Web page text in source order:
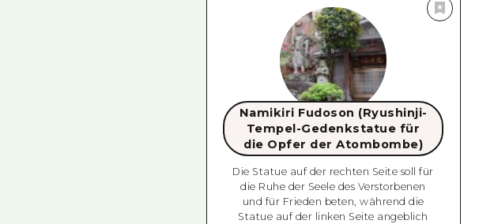
Namikiri Fudoson (Ryushinji-
Tempel-Gedenkstatue für
die Opfer der Atombombe)
Die Statue auf der rechten Seite soll für
die Ruhe der Seele des Verstorbenen
und für Frieden beten, während die
Statue auf der linken Seite angeblich